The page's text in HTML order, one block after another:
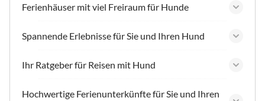
Ferienhäuser mit viel Freiraum für Hunde
Spannende Erlebnisse für Sie und Ihren Hund
Ihr Ratgeber für Reisen mit Hund
Hochwertige Ferienunterkünfte für Sie und Ihren